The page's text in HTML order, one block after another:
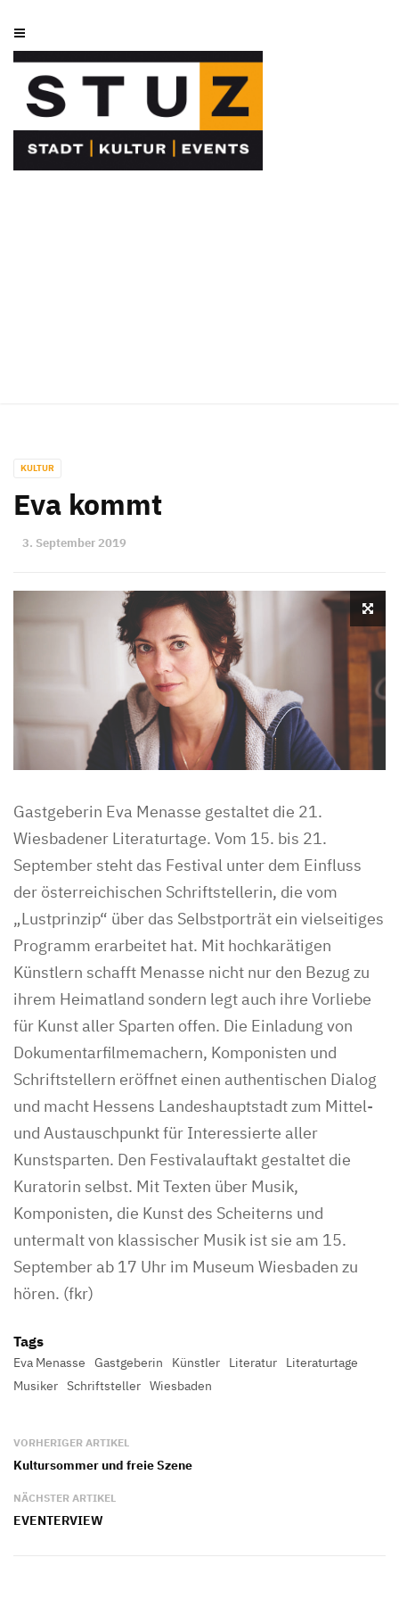
KULTUR
Eva kommt
3. September 2019
Gastgeberin Eva Menasse gestaltet die 21.
Wiesbadener Literaturtage. Vom 15. bis 21.
September steht das Festival unter dem Einfluss
der österreichischen Schriftstellerin, die vom
„Lustprinzip“ über das Selbstporträt ein vielseitiges
Programm erarbeitet hat. Mit hochkarätigen
Künstlern schafft Menasse nicht nur den Bezug zu
ihrem Heimatland sondern legt auch ihre Vorliebe
für Kunst aller Sparten offen. Die Einladung von
Dokumentarfilmemachern, Komponisten und
Schriftstellern eröffnet einen authentischen Dialog
und macht Hessens Landeshauptstadt zum Mittel-
und Austauschpunkt für Interessierte aller
Kunstsparten. Den Festivalauftakt gestaltet die
Kuratorin selbst. Mit Texten über Musik,
Komponisten, die Kunst des Scheiterns und
untermalt von klassischer Musik ist sie am 15.
September ab 17 Uhr im Museum Wiesbaden zu
hören. (fkr)
Tags
Eva Menasse Gastgeberin Künstler Literatur
Literaturtage
Musiker Schriftsteller Wiesbaden
VORHERIGER ARTIKEL
Kultursommer und freie Szene
NÄCHSTER ARTIKEL
EVENTERVIEW